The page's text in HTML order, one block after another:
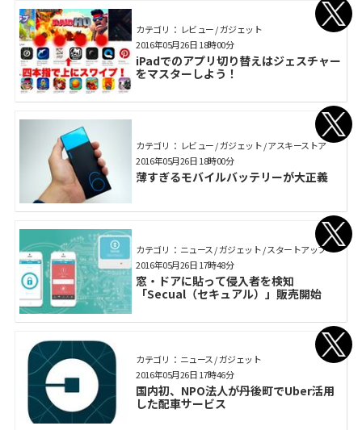
カテゴリ： レビュー / ガジェット
iPadでのアプリ切り替えはジェスチャー
をマスターしよう！
2016年05月26日 18時00分
カテゴリ： レビュー / ガジェット / アスキーストア
薄すぎるモバイルバッテリーが大正義
2016年05月26日 18時00分
カテゴリ： ニュース / ガジェット / スタートアップ
窓・ドアに貼って侵入者を検知
「Secual（セキュアル）」販売開始
2016年05月26日 17時48分
カテゴリ： ニュース / ガジェット
国内初、NPO法人が丹後町でUber活用
した配車サービス
2016年05月26日 17時46分